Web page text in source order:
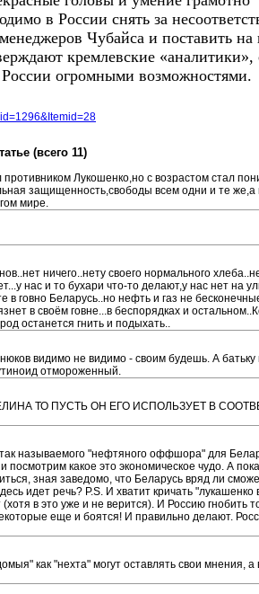
в России снять за
Чубайса и поставить на
кремлевские «аналитики»,
огромными возможностями.
(всего 11)
Лукошенко,но с возрастом стал
защищенность,свободы всем одни и те же,а
мире.
ничего..нету своего нормального
нас и то бухари что-то делают,у нас нет на
говно Беларусь..но нефть и газ не
в своём говне...в беспорядках и
останется гнить и подыхать..
видимо не видимо - своим будешь. А батьку
отмороженный.
ТО ПУСТЬ ОН ЕГО ИСПОЛЬЗУЕТ В
называемого "нефтяного оффшора" для
какое это экономическое чудо. А
зная заведомо, что Беларусь вряд ли
идет речь? Р.S. И хватит кричать "лукашенко
в это уже и не верится). И Россию гнобить
еще и боятся! И правильно делают.
как "нехта" могут оставлять свои мнения, а